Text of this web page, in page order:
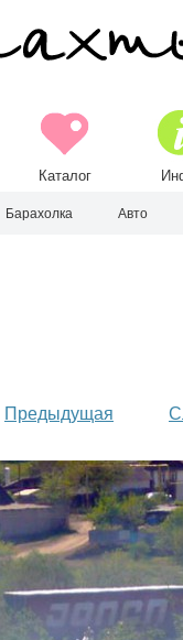
Каталог
Барахолка Авто
Предыдущая